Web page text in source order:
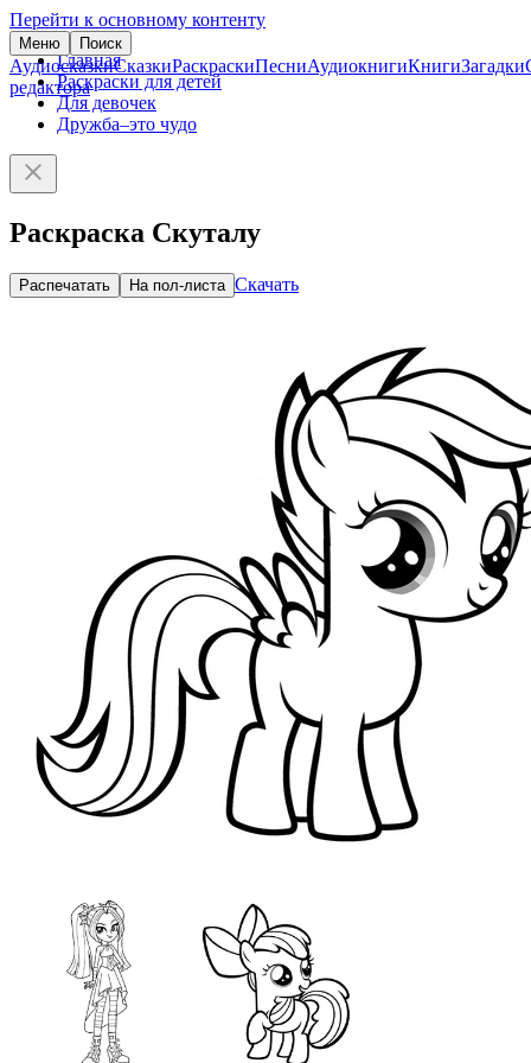
Перейти к основному контенту
Меню Поиск
АудиосказкиСказкиРаскраскиПесниАудиокнигиКнигиЗагадки
редактора
Главная
Раскраски для детей
Для девочек
Дружба–это чудо
Раскраска Скуталу
Распечатать На пол-листа Скачать